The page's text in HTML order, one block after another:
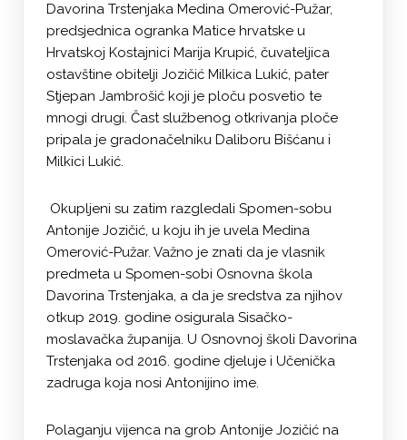
Davorina Trstenjaka Medina Omerović-Pužar,
predsjednica ogranka Matice hrvatske u
Hrvatskoj Kostajnici Marija Krupić, čuvateljica
ostavštine obitelji Jozičić Milkica Lukić, pater
Stjepan Jambrošić koji je ploču posvetio te
mnogi drugi. Čast službenog otkrivanja ploče
pripala je gradonačelniku Daliboru Bišćanu i
Milkici Lukić.
Okupljeni su zatim razgledali Spomen-sobu
Antonije Jozičić, u koju ih je uvela Medina
Omerović-Pužar. Važno je znati da je vlasnik
predmeta u Spomen-sobi Osnovna škola
Davorina Trstenjaka, a da je sredstva za njihov
otkup 2019. godine osigurala Sisačko-
moslavačka županija. U Osnovnoj školi Davorina
Trstenjaka od 2016. godine djeluje i Učenička
zadruga koja nosi Antonijino ime.
Polaganju vijenca na grob Antonije Jozičić na